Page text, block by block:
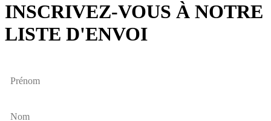
INSCRIVEZ-VOUS À NOTRE
LISTE D'ENVOI